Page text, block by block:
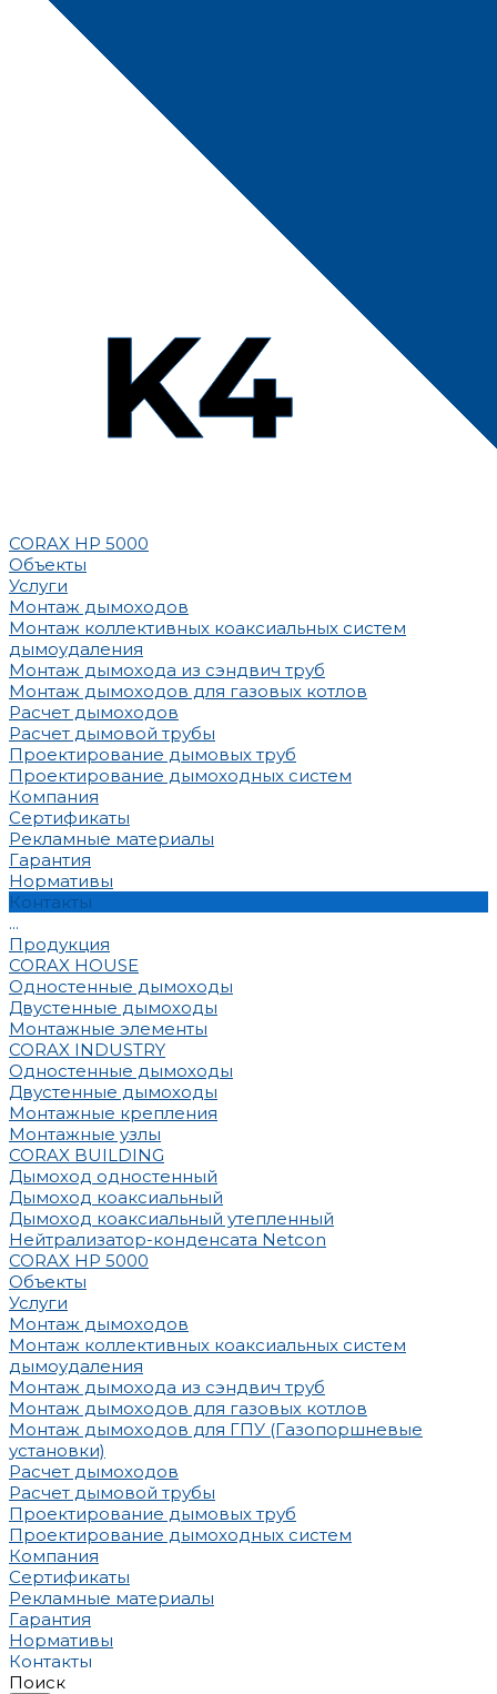
CORAX HP 5000
Объекты
Услуги
Монтаж дымоходов
Монтаж коллективных коаксиальных систем
дымоудаления
Монтаж дымохода из сэндвич труб
Монтаж дымоходов для газовых котлов
Расчет дымоходов
Расчет дымовой трубы
Проектирование дымовых труб
Проектирование дымоходных систем
Компания
Сертификаты
Рекламные материалы
Гарантия
Нормативы
Контакты
...
Продукция
CORAX HOUSE
Одностенные дымоходы
Двустенные дымоходы
Монтажные элементы
CORAX INDUSTRY
Одностенные дымоходы
Двустенные дымоходы
Монтажные крепления
Монтажные узлы
CORAX BUILDING
Дымоход одностенный
Дымоход коаксиальный
Дымоход коаксиальный утепленный
Нейтрализатор-конденсата Netcon
CORAX HP 5000
Объекты
Услуги
Монтаж дымоходов
Монтаж коллективных коаксиальных систем
дымоудаления
Монтаж дымохода из сэндвич труб
Монтаж дымоходов для газовых котлов
Монтаж дымоходов для ГПУ (Газопоршневые
установки)
Расчет дымоходов
Расчет дымовой трубы
Проектирование дымовых труб
Проектирование дымоходных систем
Компания
Сертификаты
Рекламные материалы
Гарантия
Нормативы
Контакты
Поиск